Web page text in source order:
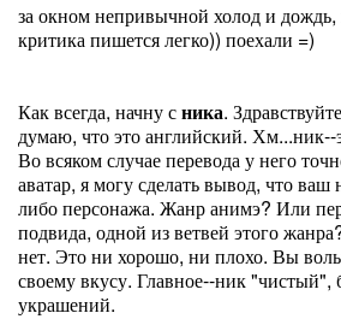
за окном непривычной холод и
критика пишется легко)) поехали =)
Как всегда, начну сника.
думаю, что это английский. Хм...ник--
Во всяком случае перевода у него
аватар, я могу сделать вывод, что ваш
либо персонажа. Жанр анимэ? Или
подвида, одной из ветвей этого
нет. Это ни хорошо, ни плохо. Вы
своему вкусу. Главное--ник "чистый",
украшений.